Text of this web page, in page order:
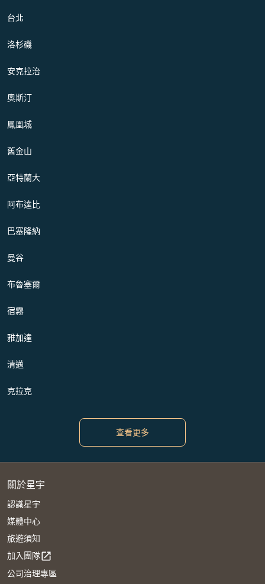
台北
洛杉磯
安克拉治
奧斯汀
鳳凰城
舊金山
亞特蘭大
阿布達比
巴塞隆納
曼谷
布魯塞爾
宿霧
雅加達
清邁
克拉克
查看更多
關於星宇
認識星宇
媒體中心
旅遊須知
加入團隊open_in_new
公司治理專區